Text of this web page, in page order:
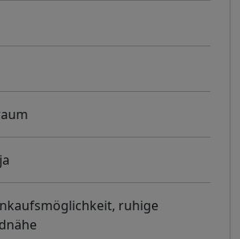
ruhige